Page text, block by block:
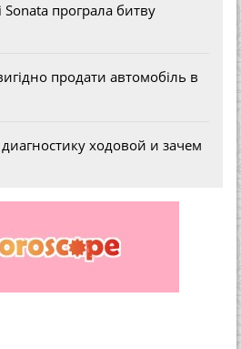
програла битву
продати автомобіль в
ходовой и зачем